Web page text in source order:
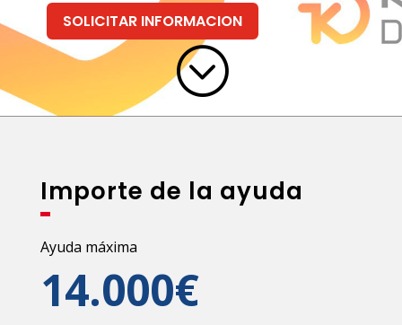
SOLICITAR INFORMACION
;
Importe de la ayuda
Ayuda máxima
14.000€